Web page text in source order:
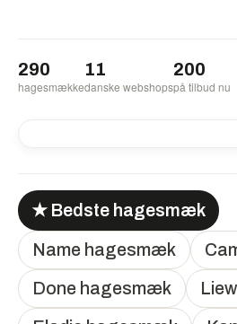
290
hagesmække
11
danske webshops
200
på tilbud nu
-35% -35%
★ Bedste hagesmæk
Name hagesmæk
Done hagesmæk